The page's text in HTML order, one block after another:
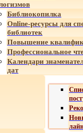
Библиокопилка
Online-ресурсы для
библиотек
Повышение
Профессиональное
Календари
дат